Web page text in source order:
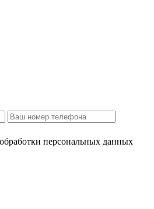
персональных данных